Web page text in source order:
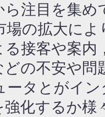
ら注目を集め
場の拡大に
接客や案内
どの不安や
ータとがイ
強化するか